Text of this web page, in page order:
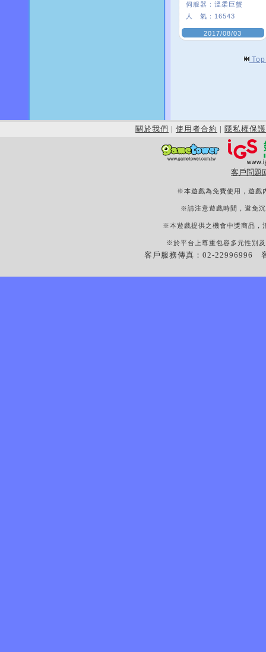
伺服器： 溫柔巨蟹
人 氣： 16543
2017/08/03
關於我們 | 使用者合約 | 隱私權保護
客戶問題
※本遊戲為免費使用，遊戲
※請注意遊戲時間，避免
※本遊戲提供之機會中獎商品，
※於平台上尊重包容多元性別
客戶服務傳真：02-22996996